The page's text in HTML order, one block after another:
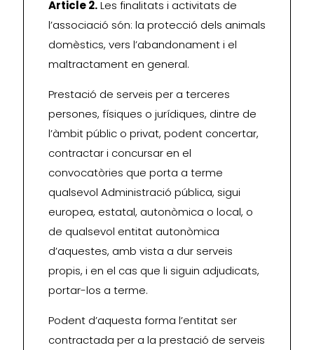
Article 2.Les finalitats i activitats de
l’associació són: la protecció dels animals
domèstics, vers l’abandonament i el
maltractament en general.
Prestació de serveis per a terceres
persones, físiques o jurídiques, dintre de
l’àmbit públic o privat, podent concertar,
contractar i concursar en el
convocatòries que porta a terme
qualsevol Administració pública, sigui
europea, estatal, autonòmica o local, o
de qualsevol entitat autonòmica
d’aquestes, amb vista a dur serveis
propis, i en el cas que li siguin adjudicats,
portar-los a terme.
Podent d’aquesta forma l’entitat ser
contractada per a la prestació de serveis